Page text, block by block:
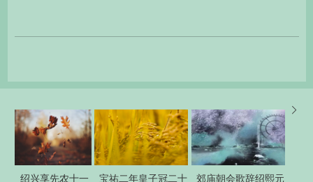

绍兴享先农十一
宝祐二年皇子冠二十
郊庙朝会歌辞绍熙元